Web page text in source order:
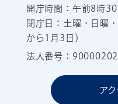
開庁時間：午前8時
閉庁日：土曜・日曜
から1月3日）
法人番号：
ア